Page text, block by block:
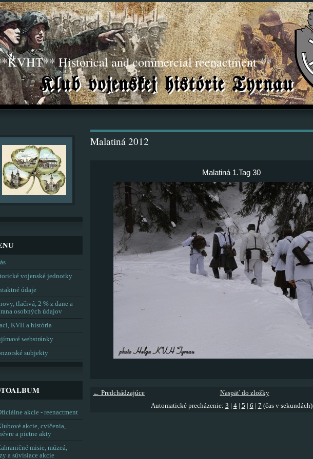
Historical and commercial reenactment **
Malatiná 2012
Malatiná 1.Tag 30
← Predchádzajúce
Naspäť do zložky
Automatické precházenie: 3 4| 5 6 7 (čas v sekundách)
vojenské jednotky
údaje
tlačivá, 2 % z dane a
osobných údajov
KVH a história
webstránky
subjekty
akcie - reenactment
akcie, cvičenia,
a pietne akty
misie, múzeá,
a súvisiace akcie